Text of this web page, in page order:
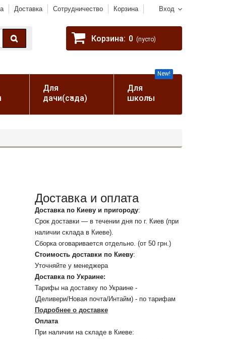
Вход
Доставка Сотрудничество Корзина
Корзина: 0 (пусто)
Для
дачи(сада)
Для
школы
New!
Доставка и оплата
Доставка по Киеву и пригороду:
Срок доставки — в течении дня по г. Киев (при
наличии склада в Киеве).
Сборка оговаривается отдельно. (от 50 грн.)
Стоимость доставки по Киеву:
Уточняйте у менеджера
Доставка по Украине:
Тарифы на доставку по Украине -
(Деливери/Новая почта/Интайм) - по тарифам
Подробнее о доставке
Оплата
При наличии на складе в Киеве: